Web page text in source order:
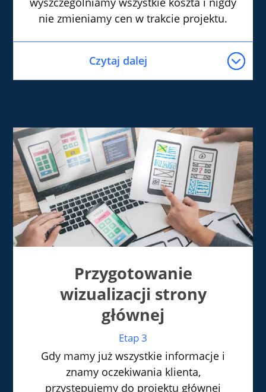
nie zmieniamy cen w trakcie projektu.
Czytaj dalej
Przygotowanie
wizualizacji strony
głównej
Etap 3
Gdy mamy już wszystkie informacje i
znamy oczekiwania klienta,
przystępujemy do projektu głównej